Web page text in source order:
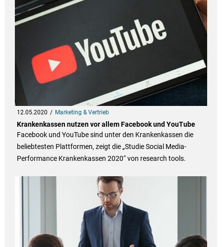
12.05.2020 Marketing & Vertrieb
Krankenkassen nutzen vor allem Facebook und YouTube
Facebook und YouTube sind unter den Krankenkassen die
beliebtesten Plattformen, zeigt die „Studie Social Media-
Performance Krankenkassen 2020“ von research tools.